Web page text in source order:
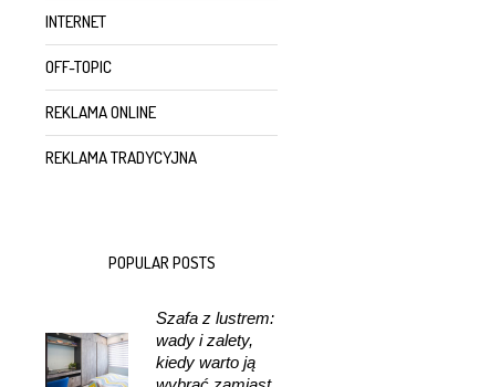
INTERNET
OFF-TOPIC
REKLAMA ONLINE
REKLAMA TRADYCYJNA
POPULAR POSTS
Szafa z lustrem:
wady i zalety,
kiedy warto ją